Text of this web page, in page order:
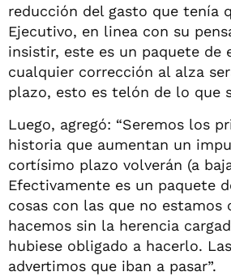
reducción del gasto que tenía
Ejecutivo, en linea con su
insistir, este es un paquete de
cualquier corrección al alza
plazo, esto es telón de lo que
Luego, agregó: “Seremos los
historia que aumentan un
cortísimo plazo volverán (a
Efectivamente es un paquete
cosas con las que no estamos
hacemos sin la herencia
hubiese obligado a hacerlo.
advertimos que iban a pasar”.